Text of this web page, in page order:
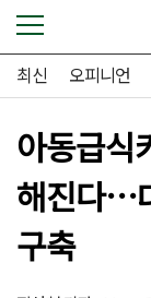
최신 오피니언
아동급식
해진다…
구축